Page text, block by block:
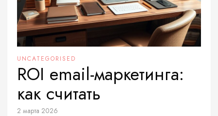
UNCATEGORISED
ROI email-маркетинга:
как считать
2 марта 2026